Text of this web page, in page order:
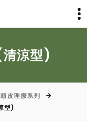
涼型)
皮理療系列
型)